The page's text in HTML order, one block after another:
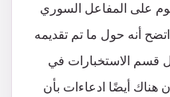
على المفاعل السوري
اتضح أنه حول ما تم تقديمه
قسم الاستخبارات في
هناك أيضًا ادعاءات بأن